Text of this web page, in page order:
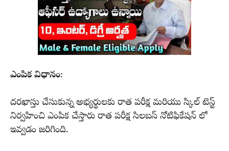
ఎంపిక విధానం:
దరఖాస్తు చేసుకున్న అభ్యర్థులకు రాత పరీక్ష మరియు స్కిల్ టెస్ట్
నిర్వహించి ఎంపిక చేస్తారు రాత పరీక్ష సిలబస్ నోటిఫికేషన్ లో
ఇవ్వడం జరిగింది.